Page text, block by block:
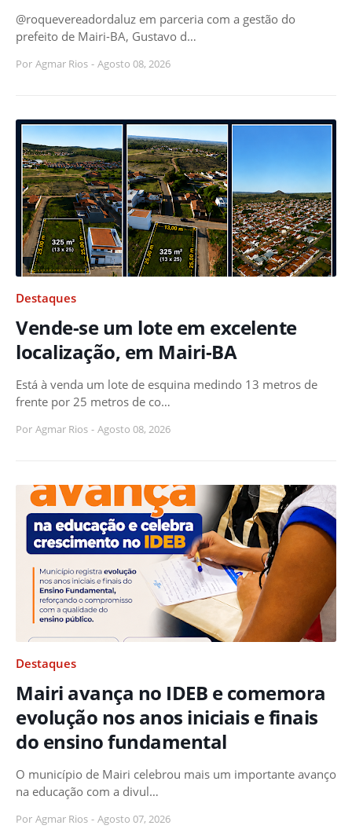
@roquevereadordaluz em parceria com a gestão do
prefeito de Mairi-BA, Gustavo d…
Por Agmar Rios - Agosto 08, 2026
Destaques
Vende-se um lote em excelente
localização, em Mairi-BA
Está à venda um lote de esquina medindo 13 metros de
frente por 25 metros de co…
Por Agmar Rios - Agosto 08, 2026
Destaques
Mairi avança no IDEB e comemora
evolução nos anos iniciais e finais
do ensino fundamental
O município de Mairi celebrou mais um importante avanço
na educação com a divul…
Por Agmar Rios - Agosto 07, 2026